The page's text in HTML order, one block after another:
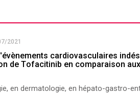
2021
cardiovasculaires
de Tofacitinib en comparaison
en dermatologie, en hépato-gastro-